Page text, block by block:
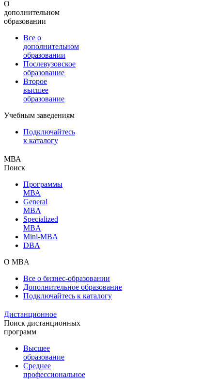
О
дополнительном
образовании
Все о
дополнительном
образовании
Послевузовское
образование
Второе
высшее
образование
Учебным заведениям
Подключайтесь
к каталогу
МВА
Поиск
Программы
МВА
General
MBA
Specialized
MBA
Mini-MBA
DBA
О MBA
Все о бизнес-образовании
Дополнительное образование
Подключайтесь к каталогу
Дистанционное
Поиск дистанционных
программ
Высшее
образование
Среднее
профессиональное